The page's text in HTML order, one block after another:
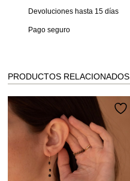
Devoluciones hasta 15 días
Pago seguro
PRODUCTOS RELACIONADOS